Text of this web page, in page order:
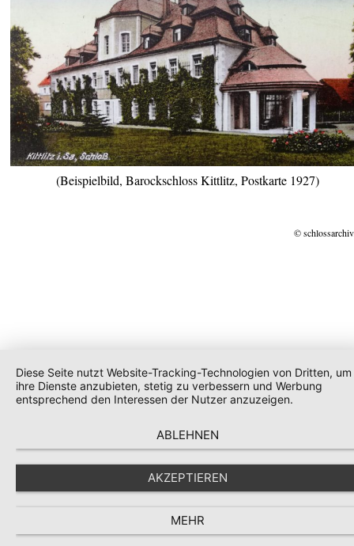
(Beispielbild, Barockschloss Kittlitz, Postkarte 1927)
©
Diese Seite nutzt Website-Tracking-Technologien von Dritten, um
ihre Dienste anzubieten, stetig zu verbessern und Werbung
entsprechend den Interessen der Nutzer anzuzeigen.
ABLEHNEN
AKZEPTIEREN
MEHR